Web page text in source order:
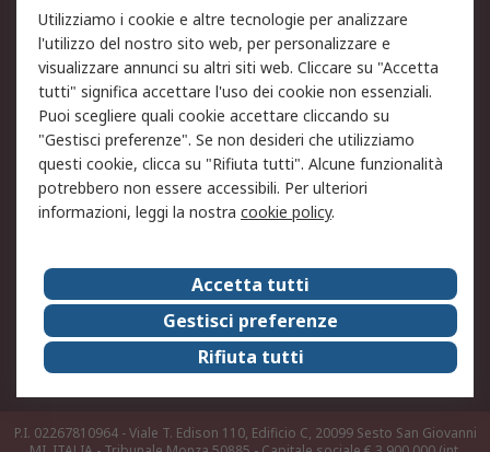
Informativa Cookie
Informativa Privacy -
Aggiornata
Email Security
Termini d'uso
Condizioni di vendita
Condizioni generali di
servizio
Etica e responsabilità
Chi Siamo
Chi Siamo
Contattaci
Supporto
ESG
Carriere
RS Group
Press Centre
Discovery: il Blog di RS
P.I. 02267810964 - Viale T. Edison 110, Edificio C, 20099 Sesto San Giovanni
Utilizziamo i cookie e altre tecnologie per analizzare
l'utilizzo del nostro sito web, per personalizzare e
visualizzare annunci su altri siti web. Cliccare su "Accetta
tutti" significa accettare l'uso dei cookie non essenziali.
Puoi scegliere quali cookie accettare cliccando su
"Gestisci preferenze". Se non desideri che utilizziamo
questi cookie, clicca su "Rifiuta tutti". Alcune funzionalità
potrebbero non essere accessibili. Per ulteriori
informazioni, leggi la nostra cookie policy.
Accetta tutti
Gestisci preferenze
Rifiuta tutti